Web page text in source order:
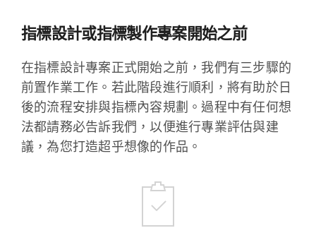
指標設計或指標製作專案開始之前
在指標設計專案正式開始之前，我們有三步驟的
前置作業工作。若此階段進行順利，將有助於日
後的流程安排與指標內容規劃。過程中有任何想
法都請務必告訴我們，以便進行專業評估與建
議，為您打造超乎想像的作品。